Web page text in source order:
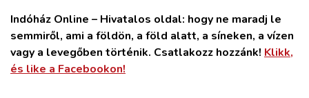
Indóház Online – Hivatalos oldal: hogy ne maradj le
semmiről, ami a földön, a föld alatt, a síneken, a vízen
vagy a levegőben történik. Csatlakozz hozzánk! Klikk,
és like a Facebookon!